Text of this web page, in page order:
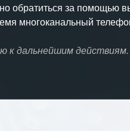
обратиться за помощью
многоканальный
к дальнейшим действиям.